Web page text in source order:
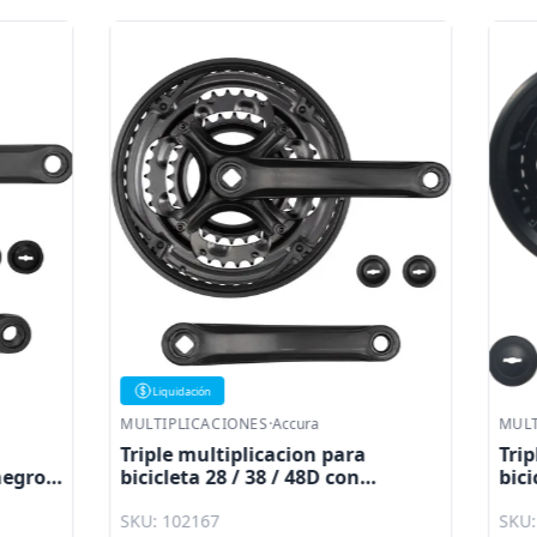
para
/ 38 / 48D con
MULTIPLICACIONES
Triple Multiplicacion
bicicleta 24 / 34 / 42D